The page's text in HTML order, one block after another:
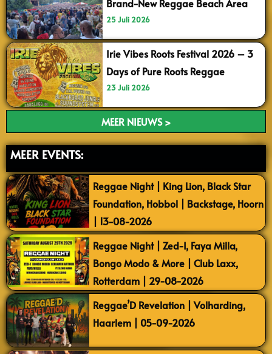
Brand-New Reggae Beach Area
25 Juli 2026
Irie Vibes Roots Festival 2026 – 3
Days of Pure Roots Reggae
23 Juli 2026
MEER NIEUWS >
MEER EVENTS:
Reggae Night | King Lion, Black Star
Foundation, Hobbol | Backstage, Hoorn
| 13-08-2026
Reggae Night | Zed-I, Faya Milla,
Bongo Modo & More | Club Laxx,
Rotterdam | 29-08-2026
Reggae’D Revelation | Volharding,
Haarlem | 05-09-2026